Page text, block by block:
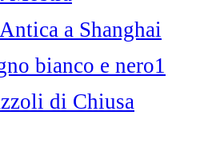
a Shanghai
bianco e nero1
di Chiusa